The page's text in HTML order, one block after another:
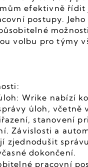
efektivně řídit
postupy. Jeho
volbu pro týmy
Wrike nabízí
úloh, včetně
stanovení
Závislosti a
zjednodušit
dokončení.
pracovní